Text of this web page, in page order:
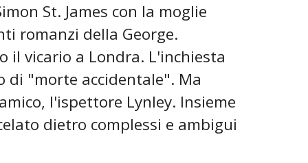
St. James con la moglie
romanzi della George.
il vicario a Londra. L'inchiesta
di "morte accidentale". Ma
l'ispettore Lynley. Insieme
dietro complessi e ambigui